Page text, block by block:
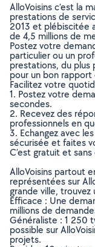
AlloVoisins c’est la
prestations de
2013 et plébiscitée
de 4,5 millions de
Postez votre
particulier ou un
prestations, du plus
pour un bon
Facilitez votre
1. Postez votre
secondes.
2. Recevez des
professionnels en
3. Echangez avec
sécurisée et faites
C’est gratuit et
AlloVoisins partout
représentées sur
grande ville,
Efficace : Une
millions de
Généraliste : 1 250
possible sur
projets.